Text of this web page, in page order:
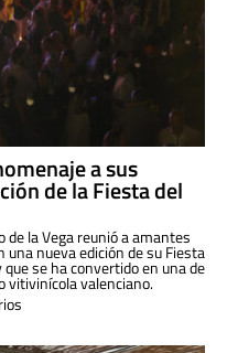
a sus
de la Fiesta del
de la Vega reunió a amantes
nueva edición de su Fiesta
que se ha convertido en una de
vitivinícola valenciano.